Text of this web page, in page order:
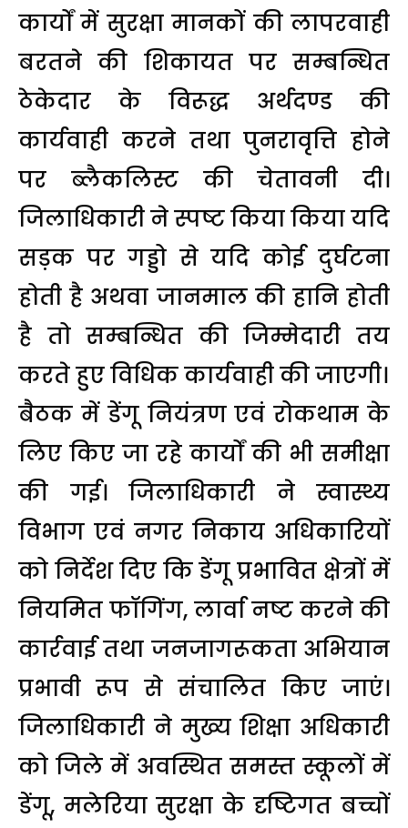
कार्यों में सुरक्षा मानकों की लापरवाही
बरतने की शिकायत पर सम्बन्धित
ठेकेदार के विरूद्ध अर्थदण्ड की
कार्यवाही करने तथा पुनरावृत्ति होने
पर ब्लैकलिस्ट की चेतावनी दी।
जिलाधिकारी ने स्पष्ट किया किया यदि
सड़क पर गड्डो से यदि कोई दुर्घटना
होती है अथवा जानमाल की हानि होती
है तो सम्बन्धित की जिम्मेदारी तय
करते हुए विधिक कार्यवाही की जाएगी।
बैठक में डेंगू नियंत्रण एवं रोकथाम के
लिए किए जा रहे कार्यों की भी समीक्षा
की गई। जिलाधिकारी ने स्वास्थ्य
विभाग एवं नगर निकाय अधिकारियों
को निर्देश दिए कि डेंगू प्रभावित क्षेत्रों में
नियमित फॉगिंग, लार्वा नष्ट करने की
कार्रवाई तथा जनजागरूकता अभियान
प्रभावी रूप से संचालित किए जाएं।
जिलाधिकारी ने मुख्य शिक्षा अधिकारी
को जिले में अवस्थित समस्त स्कूलों में
डेंगू, मलेरिया सुरक्षा के दृष्टिगत बच्चों